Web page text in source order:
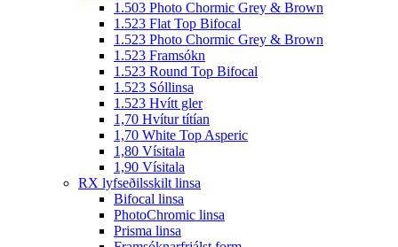
1.503 Photo Chormic Grey & Brown
1.523 Flat Top Bifocal
1.523 Photo Chormic Grey & Brown
1.523 Framsókn
1.523 Round Top Bifocal
1.523 Sóllinsa
1.523 Hvítt gler
1,70 Hvítur títían
1,70 White Top Asperic
1,80 Vísitala
1,90 Vísitala
RX lyfseðilsskilt linsa
Bifocal linsa
PhotoChromic linsa
Prisma linsa